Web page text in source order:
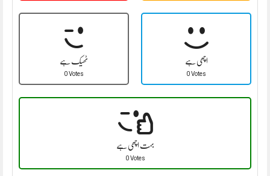
ٹھیک ہے
0 Votes
اچھی ہے
0 Votes
بہت اچھی ہے
0 Votes